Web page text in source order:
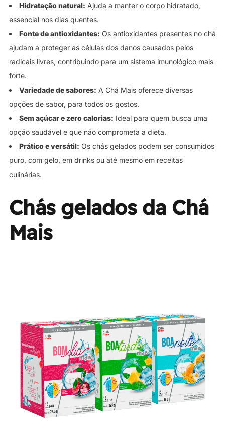
Hidratação natural: Ajuda a manter o corpo hidratado,
essencial nos dias quentes.
Fonte de antioxidantes: Os antioxidantes presentes no chá
ajudam a proteger as células dos danos causados pelos
radicais livres, contribuindo para um sistema imunológico mais
forte.
Variedade de sabores: A Chá Mais oferece diversas
opções de sabor, para todos os gostos.
Sem açúcar e zero calorias: Ideal para quem busca uma
opção saudável e que não comprometa a dieta.
Prático e versátil: Os chás gelados podem ser consumidos
puro, com gelo, em drinks ou até mesmo em receitas
culinárias.
Chás gelados da Chá
Mais